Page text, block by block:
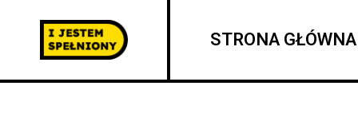
STRONA GŁÓWNA